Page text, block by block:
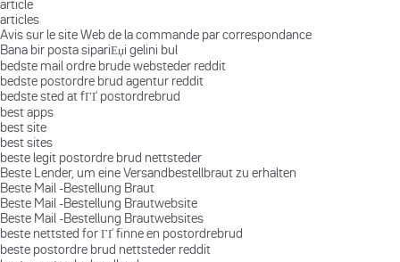
article
articles
Avis sur le site Web de la commande par correspondance
Bana bir posta sipariЕџi gelini bul
bedste mail ordre brude websteder reddit
bedste postordre brud agentur reddit
bedste sted at fГҐ postordrebrud
best apps
best site
best sites
beste legit postordre brud nettsteder
Beste Lender, um eine Versandbestellbraut zu erhalten
Beste Mail -Bestellung Braut
Beste Mail -Bestellung Brautwebsite
Beste Mail -Bestellung Brautwebsites
beste nettsted for ГҐ finne en postordrebrud
beste postordre brud nettsteder reddit